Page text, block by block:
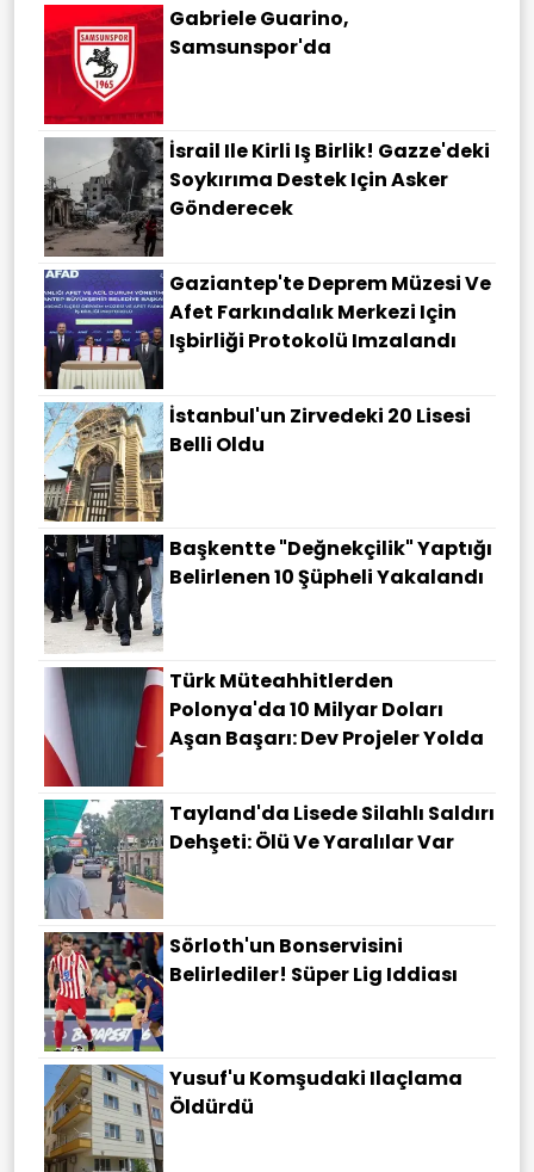
Gabriele Guarino,
Samsunspor'da
İsrail Ile Kirli Iş Birlik! Gazze'deki
Soykırıma Destek Için Asker
Gönderecek
Gaziantep'te Deprem Müzesi Ve
Afet Farkındalık Merkezi Için
Işbirliği Protokolü Imzalandı
İstanbul'un Zirvedeki 20 Lisesi
Belli Oldu
Başkentte "değnekçilik" Yaptığı
Belirlenen 10 Şüpheli Yakalandı
Türk Müteahhitlerden
Polonya'da 10 Milyar Doları
Aşan Başarı: Dev Projeler Yolda
Tayland'da Lisede Silahlı Saldırı
Dehşeti: Ölü Ve Yaralılar Var
Sörloth'un Bonservisini
Belirlediler! Süper Lig Iddiası
Yusuf'u Komşudaki Ilaçlama
Öldürdü